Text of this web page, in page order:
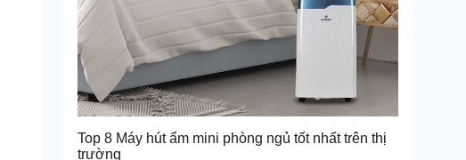
Top 8 Máy hút ẩm mini phòng ngủ tốt nhất trên thị
trường